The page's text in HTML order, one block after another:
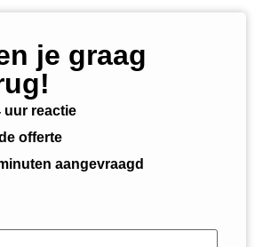
je graag
uur reactie
offerte
aangevraagd